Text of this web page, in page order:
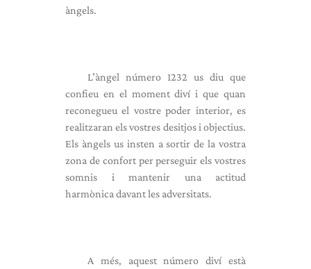
àngels.
L’àngel número 1232 us diu que
confieu en el moment diví i que quan
reconegueu el vostre poder interior, es
realitzaran els vostres desitjos i objectius.
Els àngels us insten a sortir de la vostra
zona de confort per perseguir els vostres
somnis i mantenir una actitud
harmònica davant les adversitats.
A més, aquest número diví està